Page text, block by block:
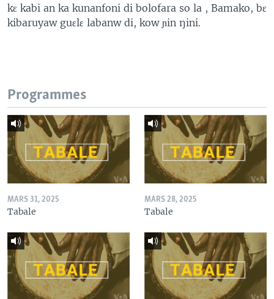
kɛ kabi an ka kunanfoni di bolofara so la , Bamako, bɛ
kibaruyaw guɛlɛ labanw di, kow ɲin ŋini.
Programmes
MARS 31, 2025
Tabale
MARS 28, 2025
Tabale